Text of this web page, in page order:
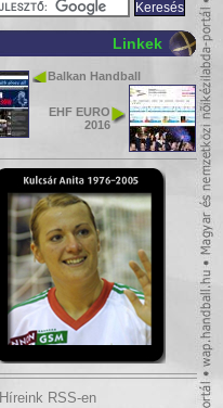
Linkek
Balkan Handball
EHF EURO
2016
Híreink RSS-en